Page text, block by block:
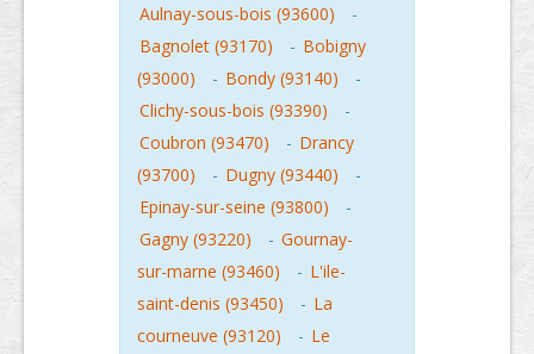
Aulnay-sous-bois (93600)
-
Bagnolet (93170)
- Bobigny
(93000)
- Bondy (93140)
-
Clichy-sous-bois (93390)
-
Coubron (93470)
- Drancy
(93700)
- Dugny (93440)
-
Epinay-sur-seine (93800)
-
Gagny (93220)
- Gournay-
sur-marne (93460)
- L'ile-
saint-denis (93450)
- La
courneuve (93120)
- Le